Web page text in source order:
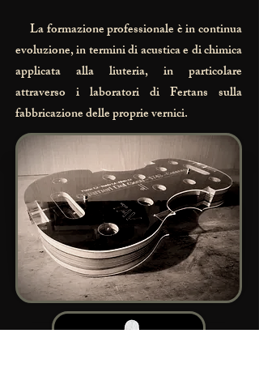
La formazione professionale è in continua
evoluzione, in termini di acustica e di chimica
applicata alla liuteria, in particolare
attraverso i laboratori di Fertans sulla
fabbricazione delle proprie vernici.